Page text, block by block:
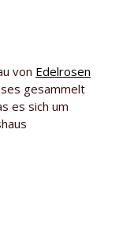
von Edelrosen
gesammelt
es sich um